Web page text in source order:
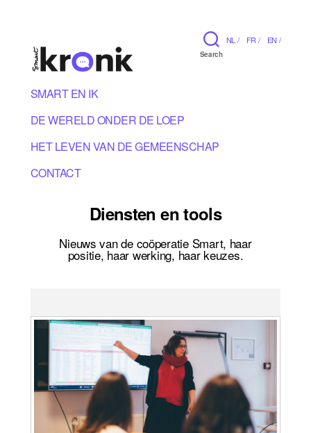
NL / FR / EN /
Search
SMART EN IK
DE WERELD ONDER DE LOEP
HET LEVEN VAN DE GEMEENSCHAP
CONTACT
Diensten en tools
Nieuws van de coöperatie Smart, haar
positie, haar werking, haar keuzes.